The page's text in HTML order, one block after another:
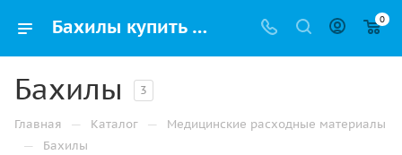
Бахилы купить оптом и в розницу в Уфе с доставкой 0
Бахилы 3
Главная — Каталог — Медицинские расходные материалы
— Бахилы